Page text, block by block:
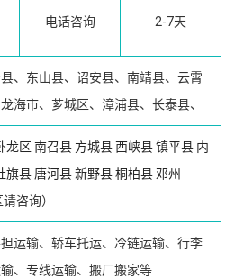
电话咨询 2-7天
、东山县、诏安县、南靖县、云霄
海市、芗城区、漳浦县、长泰县、
龙区 南召县 方城县西峡县镇平县 内
旗县 唐河县新野县桐柏县邓州
咨询）
运输、轿车托运、冷链运输、行李
、专线运输、搬厂搬家等